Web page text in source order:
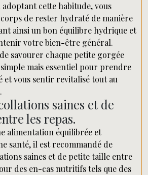
cette habitude, vous
de rester hydraté de manière
ainsi un bon équilibre hydrique et
votre bien-être général.
savourer chaque petite gorgée
simple mais essentiel pour prendre
et vous sentir revitalisé tout au
saines et de
les repas.
alimentation équilibrée et
santé, il est recommandé de
saines et de petite taille entre
des en-cas nutritifs tels que des